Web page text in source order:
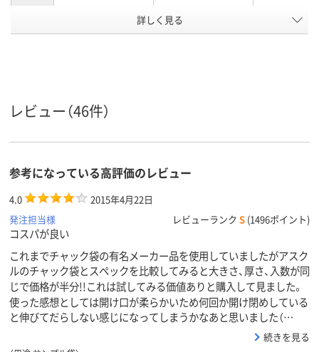
袋入り（吊しひもな
し）
袋入り（吊しひもな
し）
袋入り（吊し
し）
LDPE（ツルツルタイ
プ）
アスクル
スコア
詳しく見る
レビュー（46件）
参考になっている高評価のレビュー
4.0
2015年4月22日
発注担当様
レビューランク S (1496ポイント)
コスパが良い
これまでチャック袋の有名メーカー品を使用していましたがアスク
ルのチャック袋とスペックを比較してみると大きさ、厚さ、入数が同
じで価格が半分!!これは試してみる価値ありと購入して見ました。
使った感想としては開け口が柔らかいため何回か開け閉めしている
と伸びてだらしない感じになってしまうかなあと思いました（…
続きを見る